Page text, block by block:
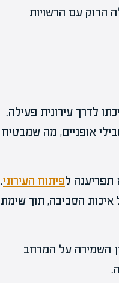
הדוק עם הרשויות
על תכנון תשתיות מודרני, כולל שדרוג כביש 25 והפיכתו לדרך עירונית פעילה.
אופניים, מה שמבטיח
תפריענה לפיתוח העירוני.
הסביבה, תוך שימת
השמירה על המרחב